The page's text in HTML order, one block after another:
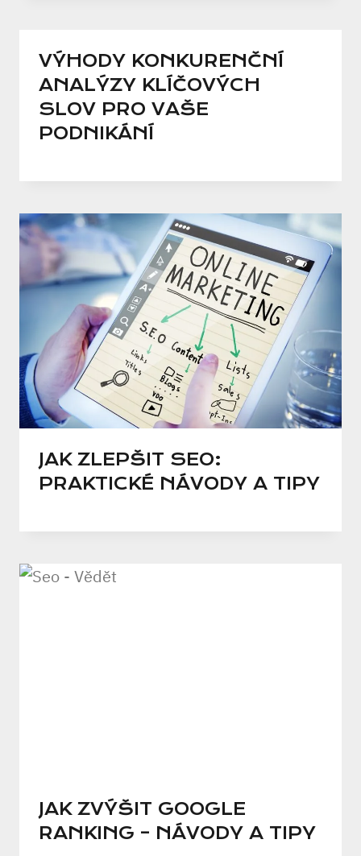
VÝHODY KONKURENČNÍ
ANALÝZY KLÍČOVÝCH
SLOV PRO VAŠE
PODNIKÁNÍ
JAK ZLEPŠIT SEO:
PRAKTICKÉ NÁVODY A TIPY
JAK ZVÝŠIT GOOGLE
RANKING – NÁVODY A TIPY